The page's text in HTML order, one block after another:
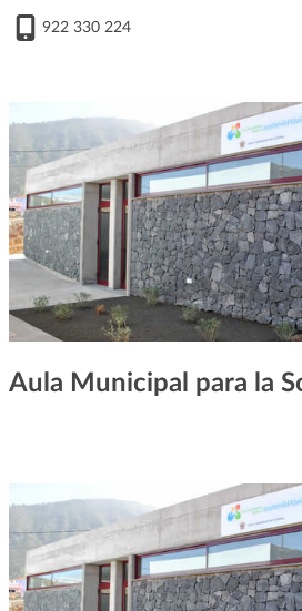
922 330 224
Aula Municipal para la